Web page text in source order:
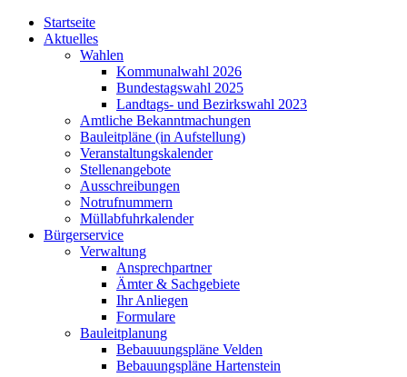
Startseite
Aktuelles
Wahlen
Kommunalwahl 2026
Bundestagswahl 2025
Landtags- und Bezirkswahl 2023
Amtliche Bekanntmachungen
Bauleitpläne (in Aufstellung)
Veranstaltungskalender
Stellenangebote
Ausschreibungen
Notrufnummern
Müllabfuhrkalender
Bürgerservice
Verwaltung
Ansprechpartner
Ämter & Sachgebiete
Ihr Anliegen
Formulare
Bauleitplanung
Bebauuungspläne Velden
Bebauungspläne Hartenstein